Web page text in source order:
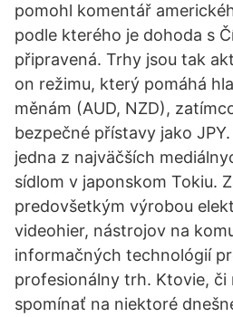
pomohl komentář
podle kterého je dohoda s
připravená. Trhy jsou tak
on režimu, který pomáhá
měnám (AUD, NZD),
bezpečné přístavy jako
jedna z najväčších
sídlom v japonskom Tokiu.
predovšetkým výrobou
videohier, nástrojov na
informačných technológií
profesionálny trh. Ktovie, či
spomínať na niektoré